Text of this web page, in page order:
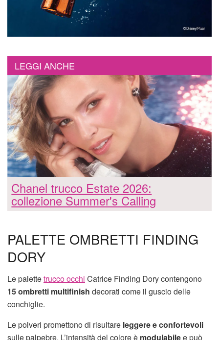
LEGGI ANCHE
Chanel trucco Estate 2026:
collezione Summer's Calling
PALETTE OMBRETTI FINDING
DORY
Le palettetrucco occhi Catrice Finding Dory contengono
15 ombretti multifinish decorati come il guscio delle
conchiglie.
Le polveri promettono di risultare leggere e confortevoli
sulle palpebre. L’intensità del colore è modulabilee può